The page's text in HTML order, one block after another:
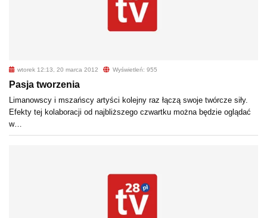
wtorek 12:13, 20 marca 2012 Wyświetleń: 955
Pasja tworzenia
Limanowscy i mszańscy artyści kolejny raz łączą swoje twórcze siły.
Efekty tej kolaboracji od najbliższego czwartku można będzie oglądać
w…